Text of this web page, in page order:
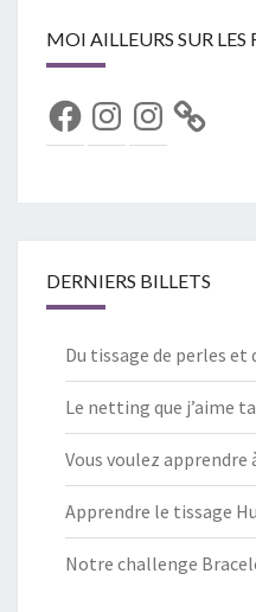
MOI AILLEURS SUR LES
FacebookInstagramInstagram
DERNIERS BILLETS
Du tissage de perles
Le netting que j’aime
Vous voulez apprendre
Apprendre le tissage
Notre challenge